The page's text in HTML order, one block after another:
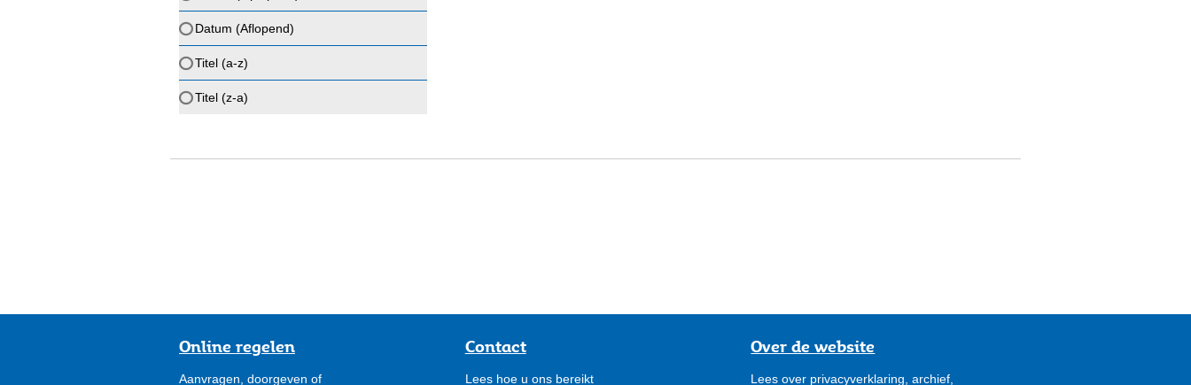
Datum (Aflopend)
Titel (a-z)
Titel (z-a)
Online regelen
Aanvragen, doorgeven of
Contact
Lees hoe u ons bereikt
Over de website
Lees over privacyverklaring, archief,